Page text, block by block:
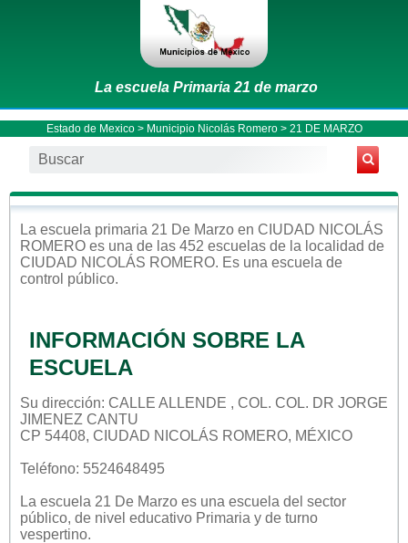
La escuela Primaria 21 de marzo
Estado de Mexico> Municipio Nicolás Romero> 21 DE MARZO
La escuela primaria 21 De Marzo en CIUDAD NICOLÁS
ROMERO es una de las 452 escuelas de la localidad de
CIUDAD NICOLÁS ROMERO. Es una escuela de
control público.
INFORMACIÓN SOBRE LA
ESCUELA
Su dirección: CALLE ALLENDE , COL. COL. DR JORGE
JIMENEZ CANTU
CP 54408, CIUDAD NICOLÁS ROMERO, MÉXICO
Teléfono: 5524648495
La escuela 21 De Marzo es una escuela del sector
público, de nivel educativo Primaria y de turno
vespertino.